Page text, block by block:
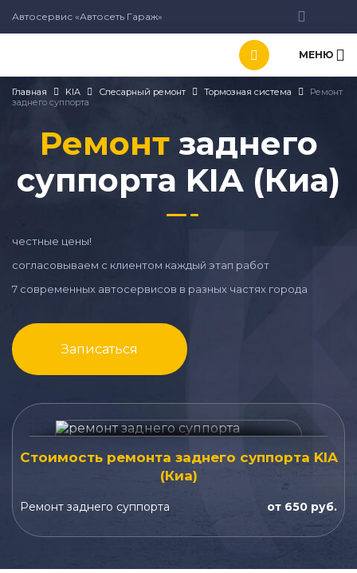
Автосервис «Автосеть Гараж»
МЕНЮ
Главная KIA Слесарный ремонт Тормозная система
Ремонт
заднего суппорта
Ремонтзаднего
суппорта KIA (Киа)
честные цены!
согласовываем с клиентом каждый этап работ
7 современных автосервисов в разных частях города
Записаться
Стоимость ремонта заднего суппорта KIA
(Киа)
Ремонт заднего суппорта от 650 руб.